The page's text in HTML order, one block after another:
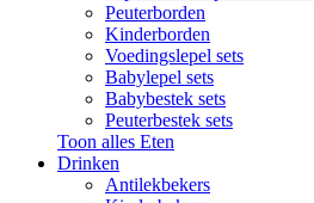
Peuterborden
Kinderborden
Voedingslepel sets
Babylepel sets
Babybestek sets
Peuterbestek sets
Toon alles Eten
Drinken
Antilekbekers